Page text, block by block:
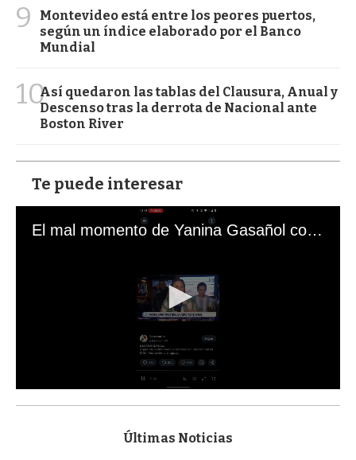
9
Montevideo está entre los peores puertos,
según un índice elaborado por el Banco
Mundial
10Así quedaron las tablas del Clausura, Anual y
Descenso tras la derrota de Nacional ante
Boston River
Te puede interesar
El mal momento de Yanina Gasañol con un hincha argentino en "Subrayado"
s
Últimas Noticias